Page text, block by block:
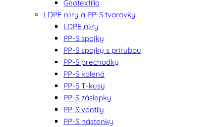
Geotextília
LDPE rúry a PP-S tvarovky
LDPE rúry
PP-S spojky
PP-S spojky s prírubou
PP-S prechodky
PP-S kolená
PP-S T-kusy
PP-S záslepky
PP-S ventily
PP-S nástenky